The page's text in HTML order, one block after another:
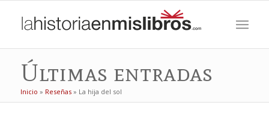
Últimas entradas
Inicio » Reseñas» La hija del sol